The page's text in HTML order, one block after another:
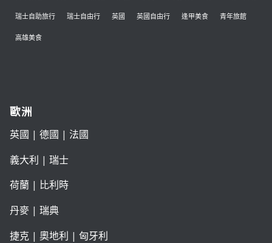
瑞士自助旅行 瑞士自由行 英國 英國自由行 逢甲美食 青年旅館
高雄美食
歐洲
英國 | 德國 | 法國
義大利 | 瑞士
荷蘭| 比利時
丹麥| 瑞典
捷克| 奧地利 | 匈牙利